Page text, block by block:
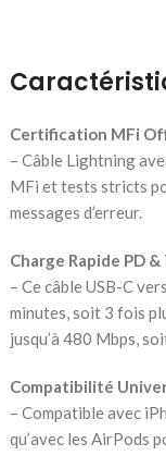
Certification MFi
– Câble Lightning
MFi et tests stricts
messages d’erreur.
Charge Rapide PD
– Ce câble USB-C
minutes, soit 3 fois
jusqu’à 480 Mbps,
Compatibilité
– Compatible avec
qu’avec les AirPods